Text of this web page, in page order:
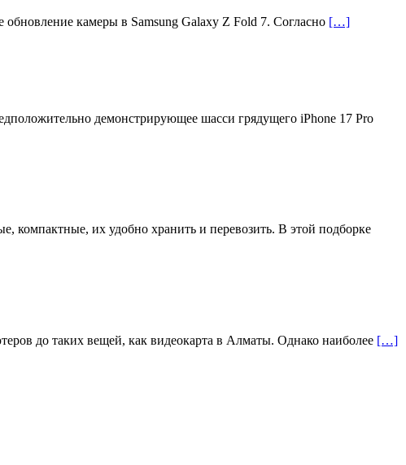
камеры в Samsung Galaxy Z Fold 7. Согласно […]
демонстрирующее шасси грядущего iPhone 17 Pro
компактные, их удобно хранить и перевозить. В этой подборке
до таких вещей, как видеокарта в Алматы. Однако наиболее […]